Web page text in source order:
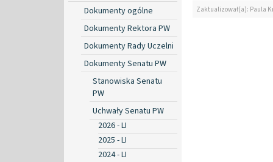
Dokumenty ogólne
Dokumenty Rektora PW
Dokumenty Rady Uczelni
Dokumenty Senatu PW
Stanowiska Senatu
PW
Uchwały Senatu PW
2026 - LI
2025 - LI
2024 - LI
Zaktualizował(a): Paula